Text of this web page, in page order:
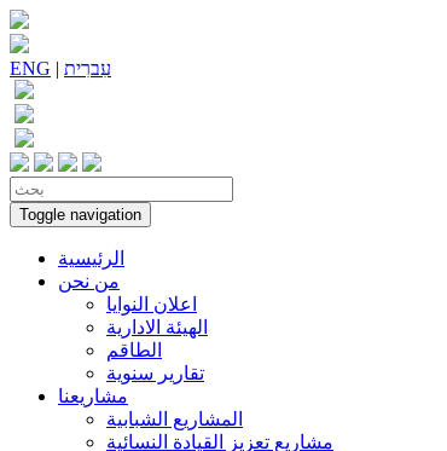
ENG | עִברִית
Toggle navigation
الرئيسية
من نحن
اعلان النوايا
الهيئة الادارية
الطاقم
تقارير سنوية
مشاريعنا
المشاريع الشبابية
مشاريع تعزيز القيادة النسائية